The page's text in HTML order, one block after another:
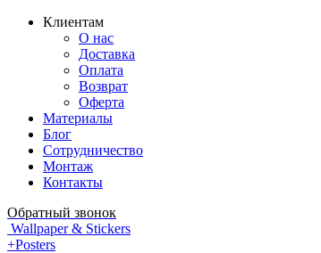
Клиентам
О нас
Доставка
Оплата
Возврат
Оферта
Материалы
Блог
Сотрудничество
Монтаж
Контакты
Обратный звонок
Wallpaper & Stickers
+Posters